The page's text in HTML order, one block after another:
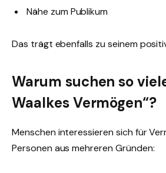
Nähe zum Publikum
Das trägt ebenfalls zu seinem
Warum suchen so
Waalkes Vermögen“?
Menschen interessieren sich für
Personen aus mehreren Gründen: